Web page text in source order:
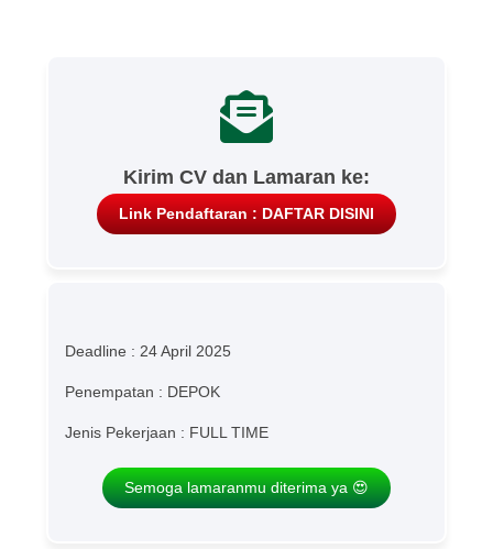
Kirim CV dan Lamaran ke:
Link Pendaftaran : DAFTAR DISINI
Deadline : 24 April 2025
Penempatan : DEPOK
Jenis Pekerjaan : FULL TIME
Semoga lamaranmu diterima ya 😍